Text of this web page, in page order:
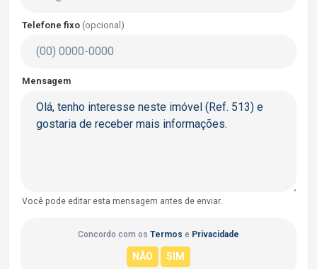
Telefone fixo (opcional)
Mensagem
Você pode editar esta mensagem antes de enviar.
Concordo com os Termos e Privacidade